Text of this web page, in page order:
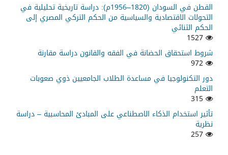
القطن في السودان (1820–1956م): دراسة تاريخية تحليلية في
التحولات الاقتصادية والسياسية من الحكم التركي المصري إلى
الحكم الثنائي
شروط استحقاق الحضانة في الفقه والقانون دراسة مقارنة
دور التكنولوجيا في مساعدة الطلاب الجامعيين ذوي صعوبات
التعلم
تأثير استخدام الذكاء الاصطناعي على المبادئ المحاسبية – دراسة
نظرية